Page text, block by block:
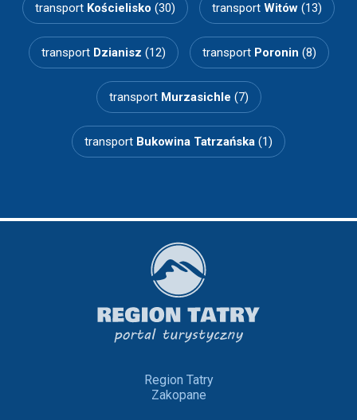
transport Kościelisko (30) transport Witów (13)
transport Dzianisz (12) transport Poronin (8)
transport Murzasichle (7)
transport Bukowina Tatrzańska (1)
Region Tatry
Zakopane